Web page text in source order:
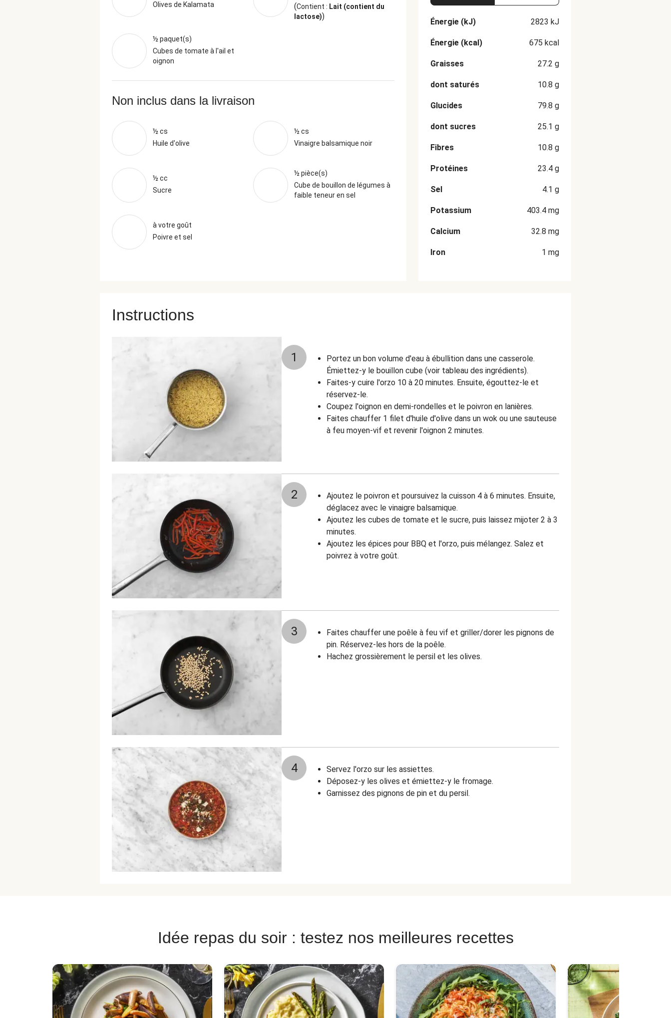
Olives de Kalamata
(Contient : Lait (contient du
lactose))
½ paquet(s)
Cubes de tomate à l'ail et
oignon
Non inclus dans la livraison
½ cs
Huile d'olive
½ cs
Vinaigre balsamique noir
½ cc
Sucre
½ pièce(s)
Cube de bouillon de légumes à
faible teneur en sel
à votre goût
Poivre et sel
Énergie (kJ) 2823 kJ
Énergie (kcal) 675 kcal
Graisses 27.2 g
dont saturés 10.8 g
Glucides 79.8 g
dont sucres 25.1 g
Fibres 10.8 g
Protéines 23.4 g
Sel 4.1 g
Potassium 403.4 mg
Calcium 32.8 mg
Iron 1 mg
Instructions
1
Portez un bon volume d'eau à ébullition dans une casserole.
Émiettez-y le bouillon cube (voir tableau des ingrédients).
Faites-y cuire l'orzo 10 à 20 minutes. Ensuite, égouttez-le et
réservez-le.
Coupez l'oignon en demi-rondelles et le poivron en lanières.
Faites chauffer 1 filet d'huile d'olive dans un wok ou une sauteuse
à feu moyen-vif et revenir l'oignon 2 minutes.
2
Ajoutez le poivron et poursuivez la cuisson 4 à 6 minutes. Ensuite,
déglacez avec le vinaigre balsamique.
Ajoutez les cubes de tomate et le sucre, puis laissez mijoter 2 à 3
minutes.
Ajoutez les épices pour BBQ et l'orzo, puis mélangez. Salez et
poivrez à votre goût.
3
Faites chauffer une poêle à feu vif et griller/dorer les pignons de
pin. Réservez-les hors de la poêle.
Hachez grossièrement le persil et les olives.
4
Servez l'orzo sur les assiettes.
Déposez-y les olives et émiettez-y le fromage.
Garnissez des pignons de pin et du persil.
Idée repas du soir : testez nos meilleures recettes